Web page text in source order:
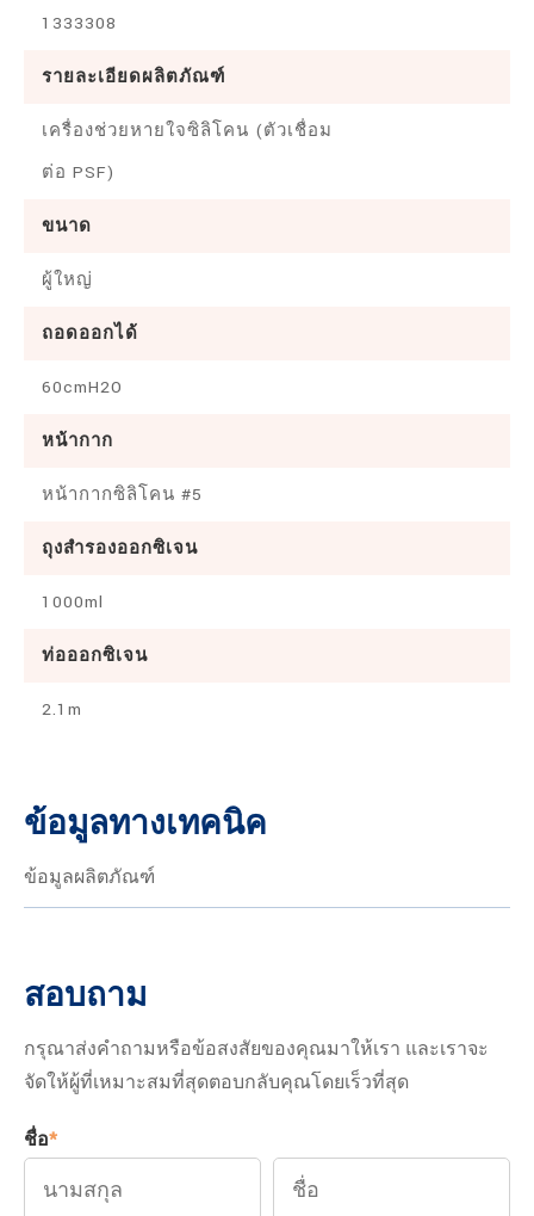
1333308
รายละเอียดผลิตภัณฑ์
เครื่องช่วยหายใจซิลิโคน (ตัวเชื่อม
ต่อ PSF)
ขนาด
ผู้ใหญ่
ถอดออกได้
60cmH2O
หน้ากาก
หน้ากากซิลิโคน #5
ถุงสำรองออกซิเจน
1000ml
ท่อออกซิเจน
2.1m
ข้อมูลทางเทคนิค
ข้อมูลผลิตภัณฑ์
สอบถาม
กรุณาส่งคำถามหรือข้อสงสัยของคุณมาให้เรา และเราจะ
จัดให้ผู้ที่เหมาะสมที่สุดตอบกลับคุณโดยเร็วที่สุด
ชื่อ*